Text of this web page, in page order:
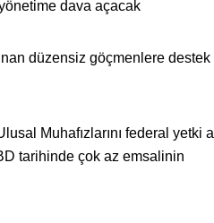
dava açacak
düzensiz göçmenlere destek
Muhafızlarını federal yetki
tarihinde çok az emsalinin